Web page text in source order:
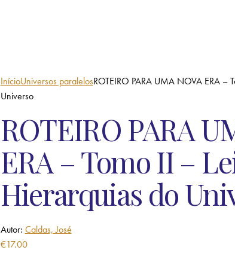
InícioUniversos paralelosROTEIRO PARA UMA NOVA ERA –
Universo
ROTEIRO PARA
ERA – Tomo II –
Hierarquias do
Autor: Caldas, José
€17.00